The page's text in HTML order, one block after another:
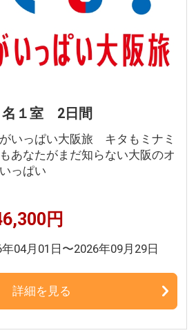
１室 2日間
いっぱい大阪旅 キタもミナミ
あなたがまだ知らない大阪のオ
っぱい
円
年04月01日〜2026年09月29日
詳細を見る